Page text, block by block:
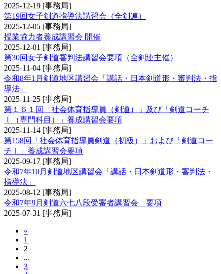
2025-12-19 [事務局]
第19回女子剣道指導法講習会（全剣連）
2025-12-05 [事務局]
授業協力者養成講習会 開催
2025-12-01 [事務局]
第30回女子剣道審判法講習会要項（全剣連主催）
2025-11-04 [事務局]
令和8年1月剣道地区講習会「講話・日本剣道形・審判法・指
導法」
2025-11-25 [事務局]
第１６１回「社会体育指導員（剣道）」及び「剣道コーチ
Ⅰ（専門科目）」養成講習会要項
2025-11-14 [事務局]
第158回「社会体育指導員剣道（初級）」および「剣道コー
チⅠ」養成講習会要項
2025-09-17 [事務局]
令和7年10月剣道地区講習会「講話・日本剣道形・審判法・
指導法」
2025-08-12 [事務局]
令和7年9月剣道六七八段受審者講習会 要項
2025-07-31 [事務局]
«
1
2
...
3